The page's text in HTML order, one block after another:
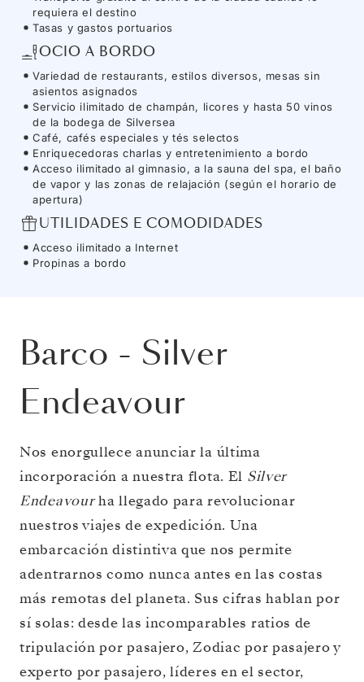
requiera el destino
Tasas y gastos portuarios
OCIO A BORDO
Variedad de restaurants, estilos diversos, mesas sin
asientos asignados
Servicio ilimitado de champán, licores y hasta 50 vinos
de la bodega de Silversea
Café, cafés especiales y tés selectos
Enriquecedoras charlas y entretenimiento a bordo
Acceso ilimitado al gimnasio, a la sauna del spa, el baño
de vapor y las zonas de relajación (según el horario de
apertura)
UTILIDADES E COMODIDADES
Acceso ilimitado a Internet
Propinas a bordo
Barco - Silver
Endeavour
Nos enorgullece anunciar la última
incorporación a nuestra flota. El Silver
Endeavourha llegado para revolucionar
nuestros viajes de expedición. Una
embarcación distintiva que nos permite
adentrarnos como nunca antes en las costas
más remotas del planeta. Sus cifras hablan por
sí solas: desde las incomparables ratios de
tripulación por pasajero, Zodiac por pasajero y
experto por pasajero, líderes en el sector,